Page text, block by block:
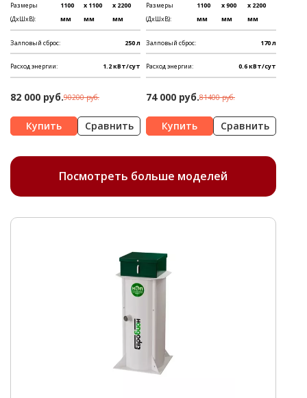
Размеры
(ДхШхВ):
1100
мм
x 1100
мм
x 2200
мм
Залповый сброс: 250 л
Расход энергии: 1.2 кВт/сут
82 000 руб.90200 руб.
Сравнить
Размеры
(ДхШхВ):
1100
мм
x 900
мм
x 2200
мм
Залповый сброс: 170 л
Расход энергии: 0.6 кВт/сут
74 000 руб.81400 руб.
Сравнить
Посмотреть больше моделей